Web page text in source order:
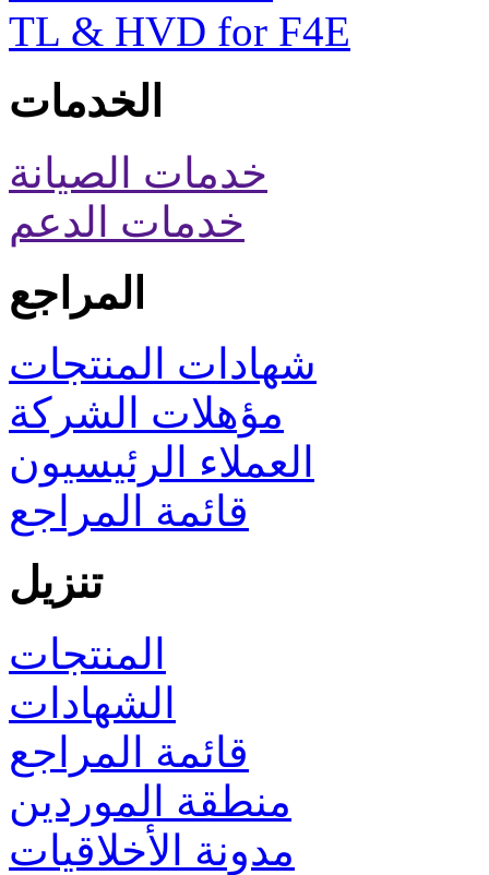
TL & HVD for F4E
الخدمات
خدمات الصيانة
خدمات الدعم
المراجع
شهادات المنتجات
مؤهلات الشركة
العملاء الرئيسيون
قائمة المراجع
تنزيل
المنتجات
الشهادات
قائمة المراجع
منطقة الموردين
مدونة الأخلاقيات